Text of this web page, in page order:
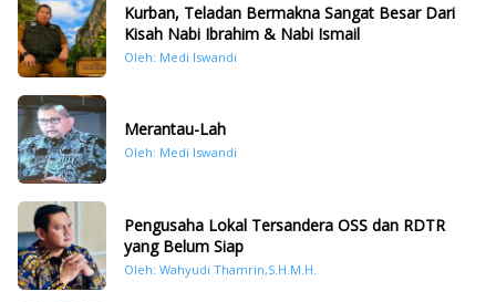
Kurban, Teladan Bermakna Sangat Besar Dari
Kisah Nabi Ibrahim & Nabi Ismail
Oleh: Medi Iswandi
Merantau-Lah
Oleh: Medi Iswandi
Pengusaha Lokal Tersandera OSS dan RDTR
yang Belum Siap
Oleh: Wahyudi Thamrin,S.H.M.H.